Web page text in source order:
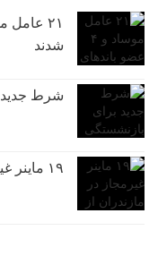
شدند
شرط جدید
۱۹ ماینر غیرمجاز در مازندران از مدار خارج شد